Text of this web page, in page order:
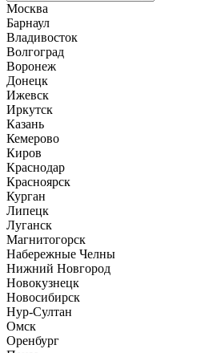
Москва
Барнаул
Владивосток
Волгоград
Воронеж
Донецк
Ижевск
Иркутск
Казань
Кемерово
Киров
Краснодар
Красноярск
Курган
Липецк
Луганск
Магнитогорск
Набережные Челны
Нижний Новгород
Новокузнецк
Новосибирск
Нур-Султан
Омск
Оренбург